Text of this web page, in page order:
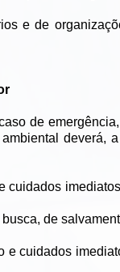
e de
de
deverá,
cuidados
de
e cuidados